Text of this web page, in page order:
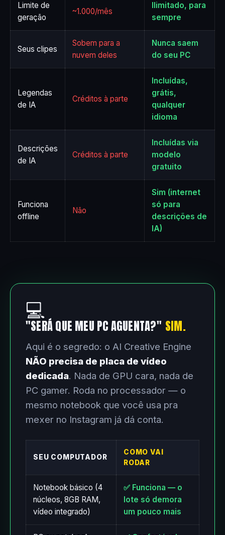
Limite de
geração
~1.000/mês
Ilimitado, para
sempre
Seus clipes
Sobem para a
nuvem deles
Nunca saem
do seu PC
Legendas
de IA
Créditos à parte
Incluídas,
grátis,
qualquer
idioma
Descrições
de IA
Créditos à parte
Incluídas via
modelo
gratuito
Funciona
offline
Não
Sim (internet
só para
descrições de
IA)
💻
"SERÁ QUE MEU PC AGUENTA?" SIM.
Aqui é o segredo: o AI Creative Engine
NÃO precisa de placa de vídeo
dedicada. Nada de GPU cara, nada de
PC gamer. Roda no processador — o
mesmo notebook que você usa pra
mexer no Instagram já dá conta.
SEU COMPUTADOR
COMO VAI
RODAR
Notebook básico (4
núcleos, 8GB RAM,
vídeo integrado)
✅ Funciona — o
lote só demora
um pouco mais